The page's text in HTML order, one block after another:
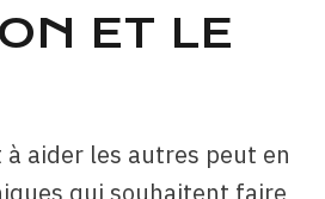
ET LE
aider les autres peut en
qui souhaitent faire